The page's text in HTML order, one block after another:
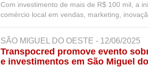
Com investimento de mais de R$ 100 mil, a
comércio local em vendas, marketing,
SÃO MIGUEL DO OESTE - 12/06/2025
Transpocred promove evento
e investimentos em São Miguel